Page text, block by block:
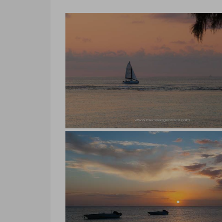
Coucher de soleil sûr l’île Maurice
Photo coucher de soleil sûr l’île